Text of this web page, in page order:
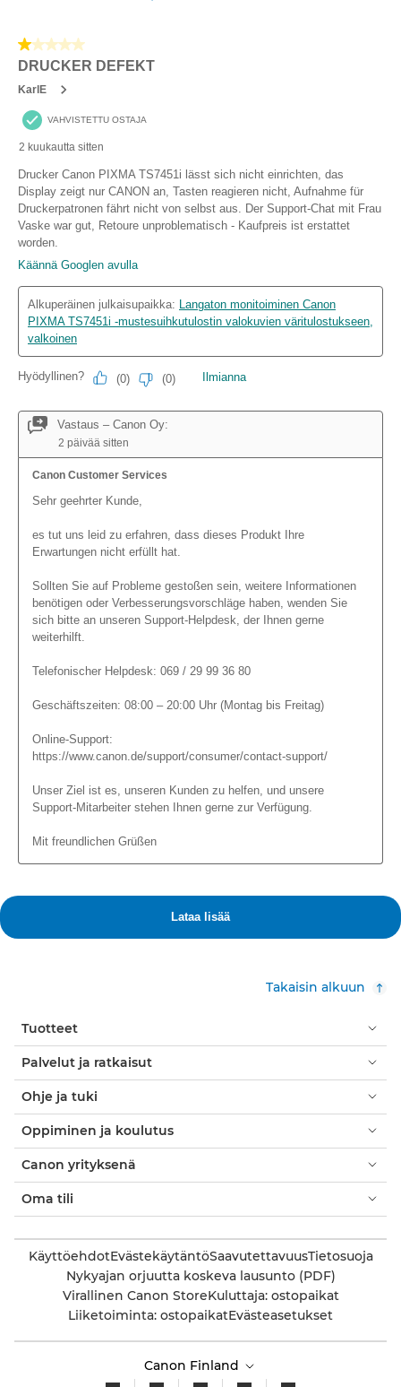
Takaisin alkuun
Tuotteet
Palvelut ja ratkaisut
Ohje ja tuki
Oppiminen ja koulutus
Canon yrityksenä
Oma tili
KäyttöehdotEvästekäytäntöSaavutettavuusTietosuoja
Nykyajan orjuutta koskeva lausunto (PDF)
Virallinen Canon StoreKuluttaja: ostopaikat
Liiketoiminta: ostopaikatEvästeasetukset
Canon Finland